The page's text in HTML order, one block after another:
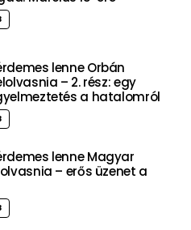
lenne Orbán
– 2. rész: egy
a hatalomról
lenne Magyar
– erős üzenet a